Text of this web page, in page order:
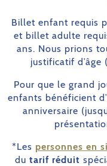
Billet enfant requis
et billet adulte
ans. Nous prions
justificatif d’âge
Pour que le grand
enfants bénéficient
anniversaire
*Les personnes en
du tarif réduit